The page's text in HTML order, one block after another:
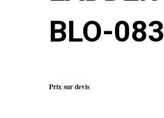
BLO-083
Prix sur devis